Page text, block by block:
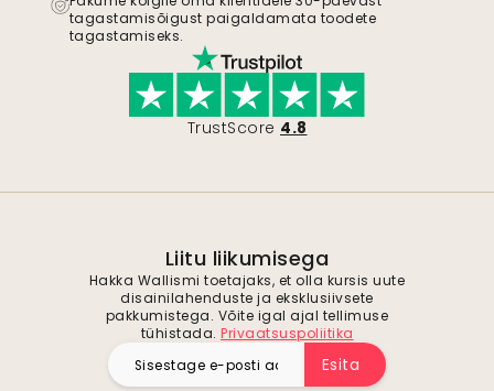
tagastamisõigust paigaldamata toodete
tagastamiseks.
TrustScore 4.8
Liitu liikumisega
Hakka Wallismi toetajaks, et olla kursis uute
disainilahenduste ja eksklusiivsete
pakkumistega. Võite igal ajal tellimuse
tühistada. Privaatsuspoliitika
Esita